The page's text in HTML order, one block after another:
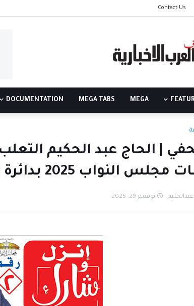
Contact Us
MEGA
MEGA TABS
DOCUMENTATION
| الحاج عبد الحكيم
النواب 2025 بدائرة قويسنا – بركة السبع
نوفمبر 29, 2025